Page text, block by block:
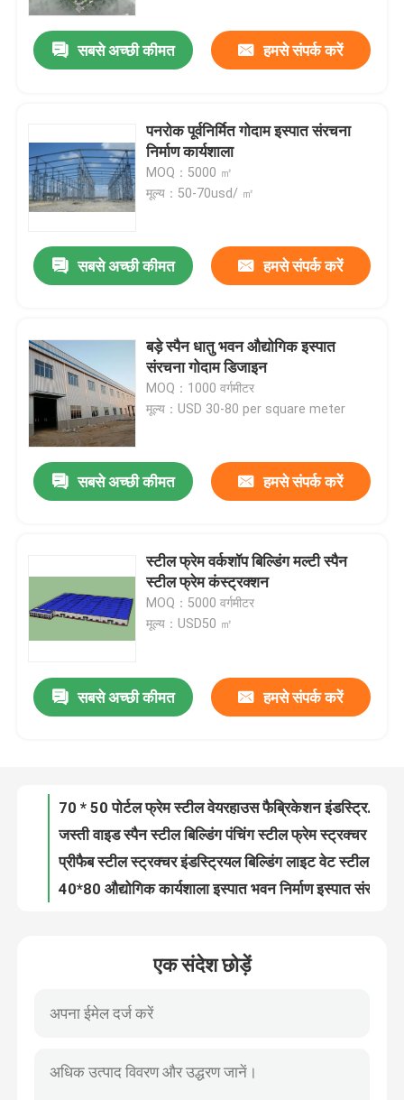
घर
वीडियो
कारखाना भ्रमण
गुणवत्ता नियंत्रण
सबसे अच्छी कीमत हमसे संपर्क करें
पनरोक पूर्वनिर्मित गोदाम इस्पात संरचना
निर्माण कार्यशाला
MOQ：5000 ㎡
मूल्य：50-70usd/ ㎡
सबसे अच्छी कीमत हमसे संपर्क करें
बड़े स्पैन धातु भवन औद्योगिक इस्पात
संरचना गोदाम डिजाइन
MOQ：1000 वर्गमीटर
मूल्य：USD 30-80 per square meter
सबसे अच्छी कीमत हमसे संपर्क करें
स्टील फ्रेम वर्कशॉप बिल्डिंग मल्टी स्पैन
स्टील फ्रेम कंस्ट्रक्शन
MOQ：5000 वर्गमीटर
मूल्य：USD50 ㎡
सबसे अच्छी कीमत हमसे संपर्क करें
70 * 50 पोर्टल फ्रेम स्टील वेयरहाउस फैब्रिकेशन इंडस्ट्रियल बिल्डिंग
प्रीफैब्रिकेटेड हेवी स्टील स्ट्रक्चर शॉपिंग मॉल डस्टप्रूफ आईएसओ 9 001
OEM / ODM जस्ती इस्पात संरचना प्लेटफार्म निर्माण जीबी
एक संदेश छोड़ें